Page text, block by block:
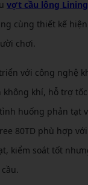
vợt cầu lông Lining
cùng thiết kế
chơi.
với công nghệ
không khí, hỗ trợ
huống phản tạt
80TD phù hợp
kiểm soát tốt